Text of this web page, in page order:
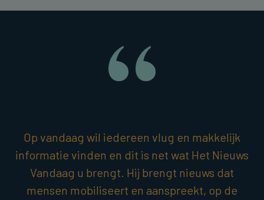
Op vandaag wil iedereen vlug en makkelijk
informatie vinden en dit is net wat Het Nieuws
Vandaag u brengt. Hij brengt nieuws dat
mensen mobiliseert en aanspreekt, op de